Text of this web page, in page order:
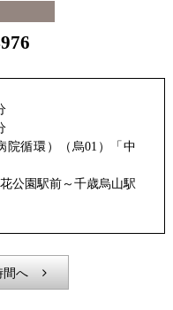
院循環）（烏01）「中
公園駅前～千歳烏山駅
間へ